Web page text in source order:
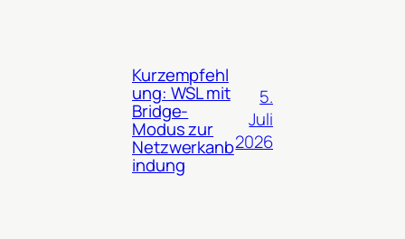
Kurzempfehl
ung: WSL mit
Bridge-
Modus zur
Netzwerkanb
indung
5.
Juli
2026